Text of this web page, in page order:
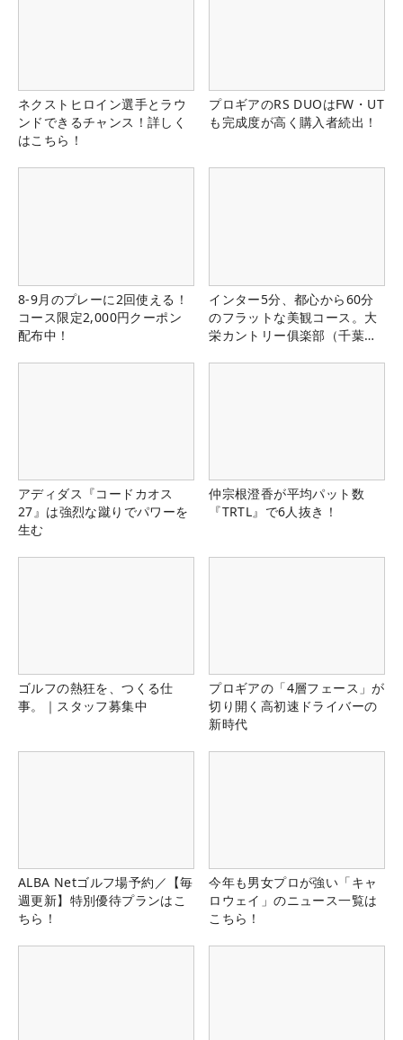
ネクストヒロイン選手とラウ
ンドできるチャンス！詳しく
はこちら！
プロギアのRS DUOはFW・UT
も完成度が高く購入者続出！
8-9月のプレーに2回使える！
コース限定2,000円クーポン
配布中！
インター5分、都心から60分
のフラットな美観コース。大
栄カントリー俱楽部（千葉
アディダス『コードカオス
27』は強烈な蹴りでパワーを
生む
仲宗根澄香が平均パット数
『TRTL』で6人抜き！
ゴルフの熱狂を、つくる仕
事。｜スタッフ募集中
プロギアの「4層フェース」が
切り開く高初速ドライバーの
新時代
ALBA Netゴルフ場予約／【毎
週更新】特別優待プランはこ
ちら！
今年も男女プロが強い「キャ
ロウェイ」のニュース一覧は
こちら！